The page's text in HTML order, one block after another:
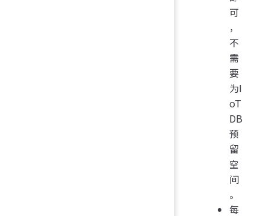
可
，
不
需
要
为I
oT
DB
预
留
空
间
。
每